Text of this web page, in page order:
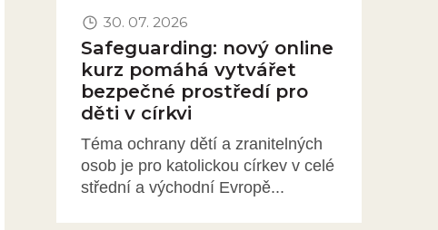
30. 07. 2026
Safeguarding: nový online
kurz pomáhá vytvářet
bezpečné prostředí pro
děti v církvi
Téma ochrany dětí a zranitelných
osob je pro katolickou církev v celé
střední a východní Evropě...